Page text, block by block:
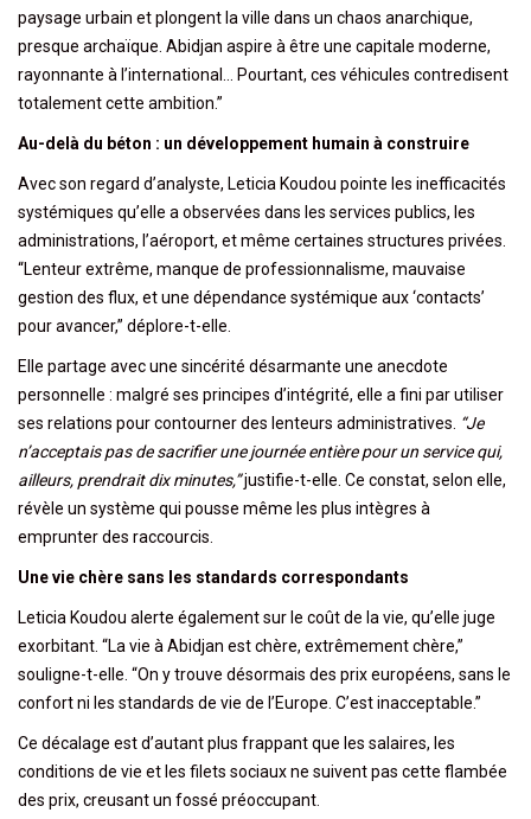
paysage urbain et plongent la ville dans un chaos anarchique,
presque archaïque. Abidjan aspire à être une capitale moderne,
rayonnante à l’international… Pourtant, ces véhicules contredisent
totalement cette ambition.”
Au-delà du béton : un développement humain à construire
Avec son regard d’analyste, Leticia Koudou pointe les inefficacités
systémiques qu’elle a observées dans les services publics, les
administrations, l’aéroport, et même certaines structures privées.
“Lenteur extrême, manque de professionnalisme, mauvaise
gestion des flux, et une dépendance systémique aux ‘contacts’
pour avancer,” déplore-t-elle.
Elle partage avec une sincérité désarmante une anecdote
personnelle : malgré ses principes d’intégrité, elle a fini par utiliser
ses relations pour contourner des lenteurs administratives. “Je
n’acceptais pas de sacrifier une journée entière pour un service qui,
ailleurs, prendrait dix minutes,”justifie-t-elle. Ce constat, selon elle,
révèle un système qui pousse même les plus intègres à
emprunter des raccourcis.
Une vie chère sans les standards correspondants
Leticia Koudou alerte également sur le coût de la vie, qu’elle juge
exorbitant. “La vie à Abidjan est chère, extrêmement chère,”
souligne-t-elle. “On y trouve désormais des prix européens, sans le
confort ni les standards de vie de l’Europe. C’est inacceptable.”
Ce décalage est d’autant plus frappant que les salaires, les
conditions de vie et les filets sociaux ne suivent pas cette flambée
des prix, creusant un fossé préoccupant.